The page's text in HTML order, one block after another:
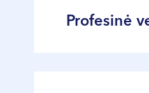
2024 m.
Profesinė